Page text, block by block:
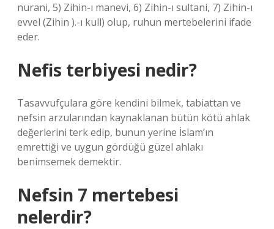
nurani, 5) Zihin-ı manevi, 6) Zihin-ı sultani, 7) Zihin-ı
evvel (Zihin ).-ı kull) olup, ruhun mertebelerini ifade
eder.
Nefis terbiyesi nedir?
Tasavvufçulara göre kendini bilmek, tabiattan ve
nefsin arzularından kaynaklanan bütün kötü ahlak
değerlerini terk edip, bunun yerine İslam’ın
emrettiği ve uygun gördüğü güzel ahlakı
benimsemek demektir.
Nefsin 7 mertebesi
nelerdir?